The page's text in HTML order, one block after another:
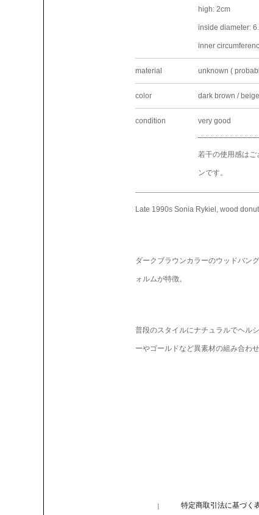
high: 2cm
inside diameter:
inner
material unknown (
color dark brown /
condition very good
若干の使用感はご
ンです。
Late 1990s Sonia Rykiel, wood
ダークブラウンカラーのウッドバン
ォルムが特徴。
普段のスタイルにナチュラルでヘル
ーやゴールドなど異素材の組み合わ
特定商取引法に基づく